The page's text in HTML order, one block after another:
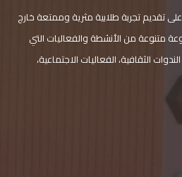
تقديم تجربة طلابية مثرية وممتعة خارج
متنوعة من الأنشطة والفعاليات التي
الثقافية، الفعاليات الاجتماعية،